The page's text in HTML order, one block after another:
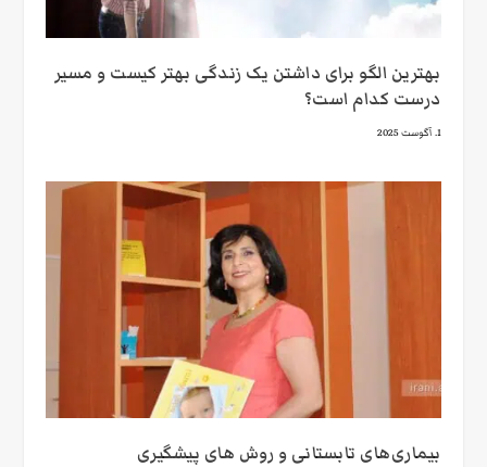
بهترین الگو برای داشتن یک زندگی بهتر کیست و مسیر
درست کدام است؟
1. آگوست 2025
بیماری‌های تابستانی و روش های پیشگیری